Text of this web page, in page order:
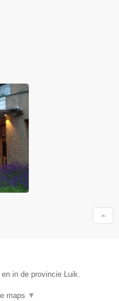
in de provincie Luik.
maps ▼